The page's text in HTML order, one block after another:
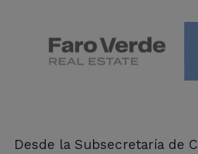
Desde la Subsecretaría de